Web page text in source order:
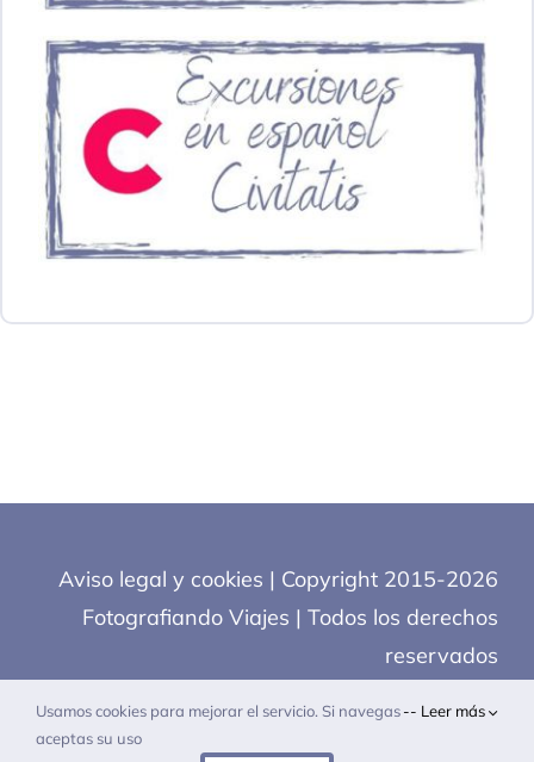
Aviso legal y cookies | Copyright 2015-2026
Fotografiando Viajes | Todos los derechos
reservados
Usamos cookies para mejorar el servicio. Si navegas
aceptas su uso
-- Leer más